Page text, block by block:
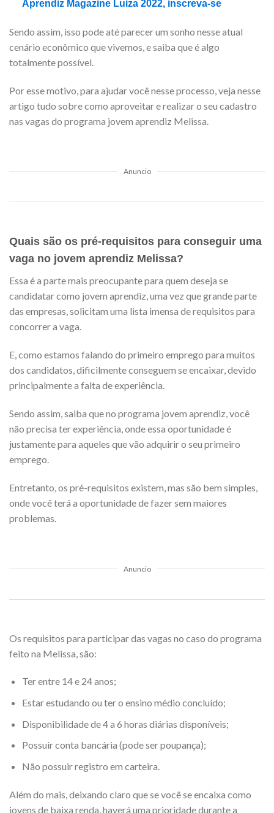
Aprendiz Magazine Luiza 2022, inscreva-se
Sendo assim, isso pode até parecer um sonho nesse atual
cenário econômico que vivemos, e saiba que é algo
totalmente possível.
Por esse motivo, para ajudar você nesse processo, veja nesse
artigo tudo sobre como aproveitar e realizar o seu cadastro
nas vagas do programa jovem aprendiz Melissa.
Anuncio
Quais são os pré-requisitos para conseguir uma
vaga no jovem aprendiz Melissa?
Essa é a parte mais preocupante para quem deseja se
candidatar como jovem aprendiz, uma vez que grande parte
das empresas, solicitam uma lista imensa de requisitos para
concorrer a vaga.
E, como estamos falando do primeiro emprego para muitos
dos candidatos, dificilmente conseguem se encaixar, devido
principalmente a falta de experiência.
Sendo assim, saiba que no programa jovem aprendiz, você
não precisa ter experiência, onde essa oportunidade é
justamente para aqueles que vão adquirir o seu primeiro
emprego.
Entretanto, os pré-requisitos existem, mas são bem simples,
onde você terá a oportunidade de fazer sem maiores
problemas.
Anuncio
Os requisitos para participar das vagas no caso do programa
feito na Melissa, são:
Ter entre 14 e 24 anos;
Estar estudando ou ter o ensino médio concluído;
Disponibilidade de 4 a 6 horas diárias disponíveis;
Possuir conta bancária (pode ser poupança);
Não possuir registro em carteira.
Além do mais, deixando claro que se você se encaixa como
jovens de baixa renda, haverá uma prioridade durante a